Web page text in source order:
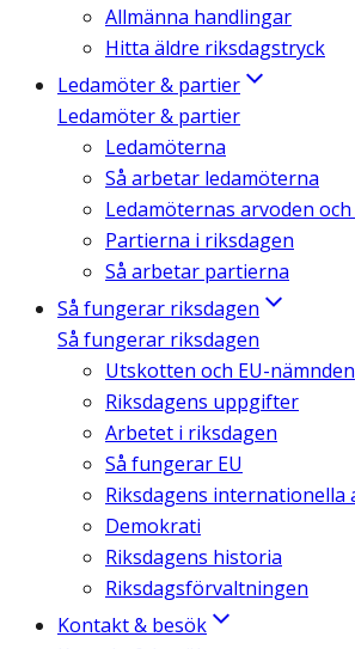
Allmänna handlingar
Hitta äldre riksdagstryck
Ledamöter & partier
Ledamöter & partier
Ledamöterna
Så arbetar ledamöterna
Ledamöternas arvoden
Partierna i riksdagen
Så arbetar partierna
Så fungerar riksdagen
Så fungerar riksdagen
Utskotten och EU-nämnden
Riksdagens uppgifter
Arbetet i riksdagen
Så fungerar EU
Riksdagens internationella
Demokrati
Riksdagens historia
Riksdagsförvaltningen
Kontakt & besök